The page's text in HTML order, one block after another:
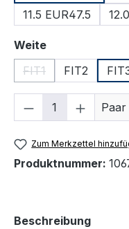
11.5 EUR47.5
Weiteauswählen
FIT1
(Diese Option ist
FIT2
Produkt Paar
Zum Merkzettel
Produktnummer:
Beschreibung